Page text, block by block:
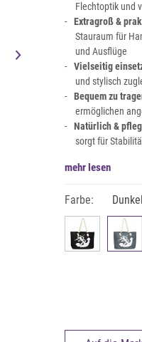
Flechtoptik und
Extragroß &
Stauraum für
und Ausflüge
Vielseitig
und stylisch
Bequem zu
ermöglichen
Natürlich &
sorgt für
mehr lesen
Farbe: